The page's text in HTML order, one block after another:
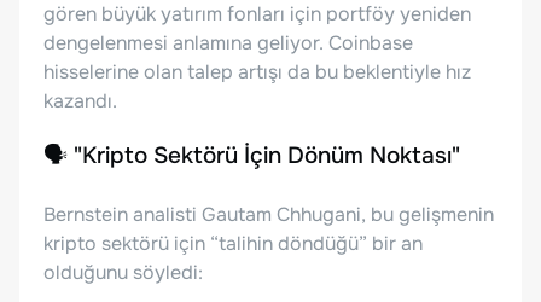
gören büyük yatırım fonları için portföy yeniden
dengelenmesi anlamına geliyor. Coinbase
hisselerine olan talep artışı da bu beklentiyle hız
kazandı.
🗣️ "Kripto Sektörü İçin Dönüm Noktası"
Bernstein analisti Gautam Chhugani, bu gelişmenin
kripto sektörü için “talihin döndüğü” bir an
olduğunu söyledi: